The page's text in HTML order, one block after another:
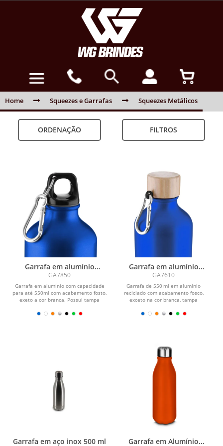
Home Squeezes e Garrafas Squeezes Metálicos
ORDENAÇÃO FILTROS
Garrafa em alumínio
reciclado
GA7850
Garrafa em alumínio com capacidade
para até 550ml com acabamento fosto,
exeto a cor branca. Possui tampa
Garrafa em alumínio
reciclado
GA7610
Garrafa de 550 ml em alumínio
reciclado com acabamento fosco,
exceto na cor branca, tampa
Garrafa em aço inox 500 ml
Garrafa em Alumínio